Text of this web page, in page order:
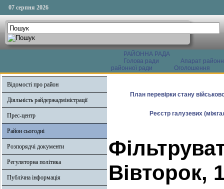
07 серпня 2026
РАЙОННА РАДА
Голова ради
Апарат
районної ради
Оголошення
Відомості про район
Діяльність райдержадміністрації
Прес-центр
Район сьогодні
Розпорядчі документи
Регуляторна політика
Публічна інформація
План перевірки стану
Реєстр галузевих
Вівторок,